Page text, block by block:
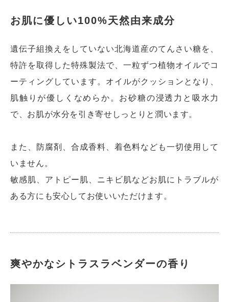
お肌に優しい100%天然由来成分
遺伝子組換えをしていない北海道産のてんさい糖を、
特許を取得した特殊製法で、一粒ずつ植物オイルでコ
ーティングしています。オイルがクッションとなり、
肌触りが優しくなめらか。お砂糖の浸透力と吸水力
で、お肌が水分を引き寄せしっとりと潤います。
また、防腐剤、合成香料、着色料なども一切使用して
いません。
敏感肌、アトピー肌、ニキビ肌などお肌にトラブルが
ある方にも安心してお使いいただけます。
爽やかなシトラスラベンダーの香り